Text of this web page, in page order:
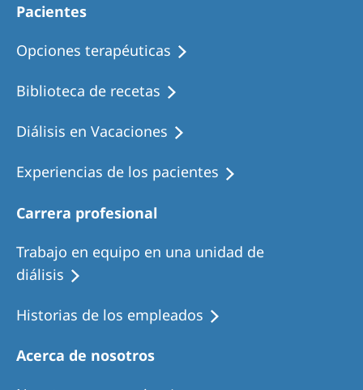
Pacientes
Opciones terapéuticas
Biblioteca de recetas
Diálisis en Vacaciones
Experiencias de los pacientes
Carrera profesional
Trabajo en equipo en una unidad de
diálisis
Historias de los empleados
Acerca de nosotros